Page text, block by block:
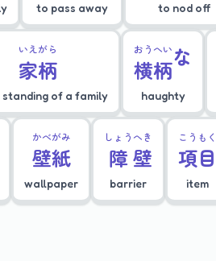
to pass away to nod off
家
いえ
柄
がら
of a family
横
おう
柄
へいな
haughty
壁
かべ
紙
がみ
wallpaper
障
しょう
壁
へき
barrier
項
こう
目
もく
item